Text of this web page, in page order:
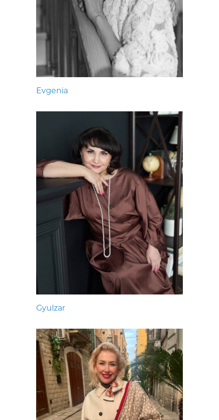
Evgenia
Gyulzar